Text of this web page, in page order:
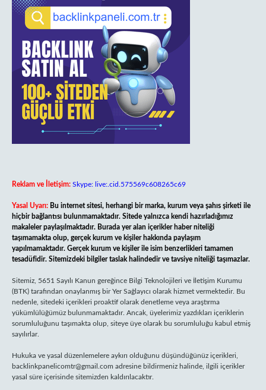
Reklam ve İletişim: Skype: live:.cid.575569c608265c69
Yasal Uyarı: Bu internet sitesi, herhangi bir marka, kurum veya şahıs şirketi ile
hiçbir bağlantısı bulunmamaktadır. Sitede yalnızca kendi hazırladığımız
makaleler paylaşılmaktadır. Burada yer alan içerikler haber niteliği
taşımamakta olup, gerçek kurum ve kişiler hakkında paylaşım
yapılmamaktadır. Gerçek kurum ve kişiler ile isim benzerlikleri tamamen
tesadüfidir. Sitemizdeki bilgiler taslak halindedir ve tavsiye niteliği taşımazlar.
Sitemiz, 5651 Sayılı Kanun gereğince Bilgi Teknolojileri ve İletişim Kurumu
(BTK) tarafından onaylanmış bir Yer Sağlayıcı olarak hizmet vermektedir. Bu
nedenle, sitedeki içerikleri proaktif olarak denetleme veya araştırma
yükümlülüğümüz bulunmamaktadır. Ancak, üyelerimiz yazdıkları içeriklerin
sorumluluğunu taşımakta olup, siteye üye olarak bu sorumluluğu kabul etmiş
sayılırlar.
Hukuka ve yasal düzenlemelere aykırı olduğunu düşündüğünüz içerikleri,
backlinkpanelicomtr@gmail.com adresine bildirmeniz halinde, ilgili içerikler
yasal süre içerisinde sitemizden kaldırılacaktır.